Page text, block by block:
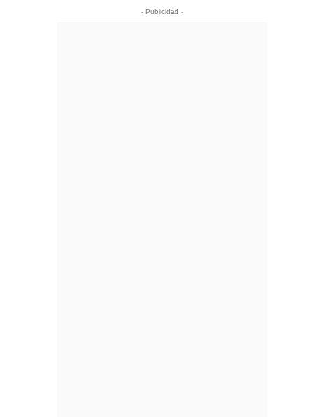
- Publicidad -